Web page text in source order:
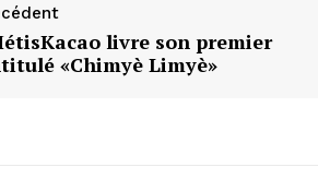
livre son premier
«Chimyè Limyè»